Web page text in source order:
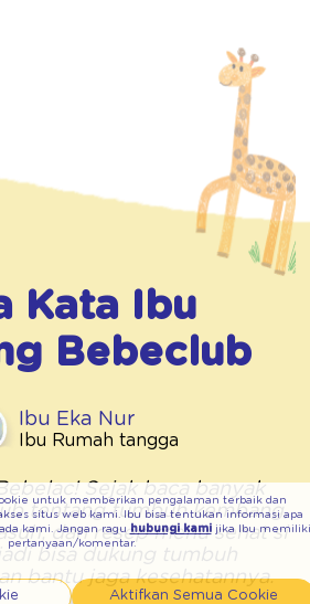
Kata Ibu
Bebeclub
Ibu Eka Nur
Ibu Rumah tangga
Sejak baca banyak
tentang tumbuh kembang,
dan resep menu sehat si
bisa dukung tumbuh
bantu jaga kesehatannya.
untuk memberikan pengalaman terbaik dan
situs web kami. Ibu bisa tentukan informasi apa
kami. Jangan ragu hubungi kamijika Ibu memiliki
pertanyaan/komentar.
Aktifkan Semua Cookie